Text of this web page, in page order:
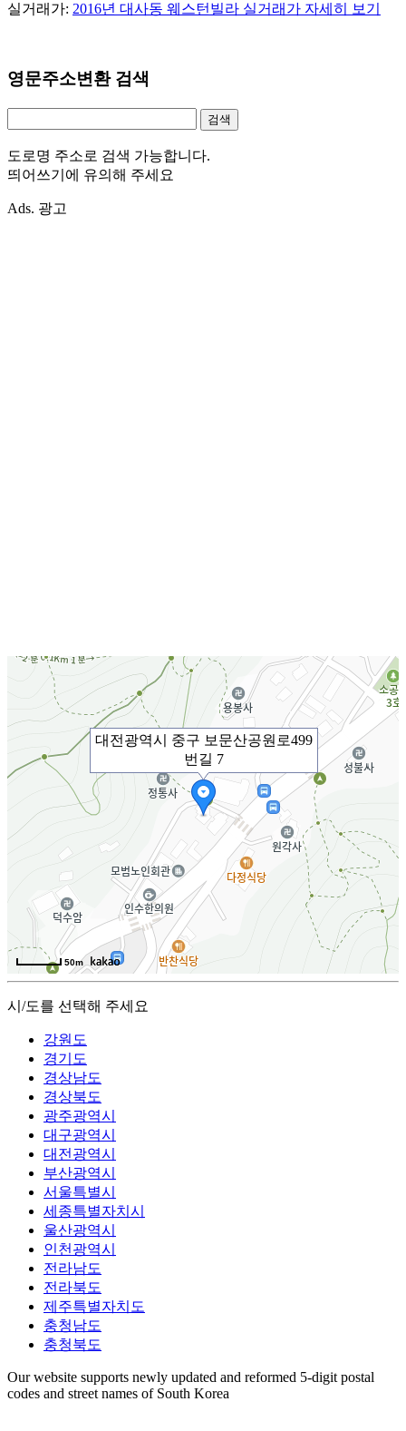
실거래가: 2016년 대사동 웨스턴빌라 실거래가 자세히 보기
영문주소변환 검색
도로명 주소로 검색 가능합니다.
띄어쓰기에 유의해 주세요
Ads. 광고
대전광역시 중구 보문산공원로499
번길 7
50m
시/도를 선택해 주세요
강원도
경기도
경상남도
경상북도
광주광역시
대구광역시
대전광역시
부산광역시
서울특별시
세종특별자치시
울산광역시
인천광역시
전라남도
전라북도
제주특별자치도
충청남도
충청북도
Our website supports newly updated and reformed 5-digit postal
codes and street names of South Korea